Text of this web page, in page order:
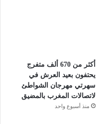
أكثر من 670 ألف متفرج
يحتفون بعيد العرش في
سهرتي مهرجان الشواطئ
لاتصالات المغرب بالمضيق
منذ أسبوع واحد